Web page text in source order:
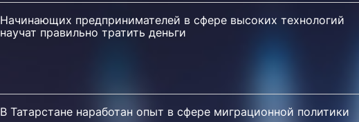
Начинающих предпринимателей в сфере высоких технологий
научат правильно тратить деньги
В Татарстане наработан опыт в сфере миграционной политики